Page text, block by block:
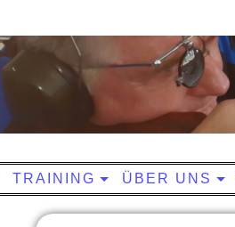
TRAINING ÜBER UNS